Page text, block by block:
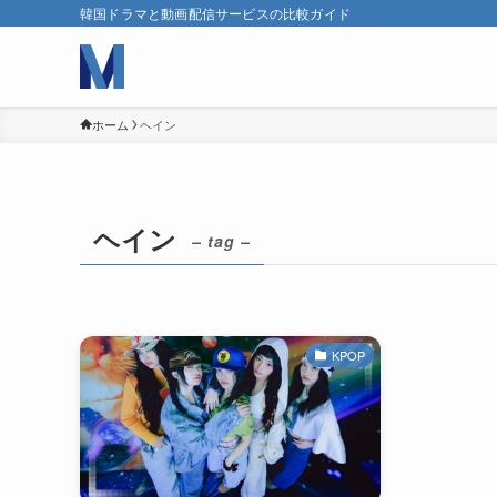
韓国ドラマと動画配信サービスの比較ガイド
ホーム ヘイン
ヘイン – tag –
KPOP